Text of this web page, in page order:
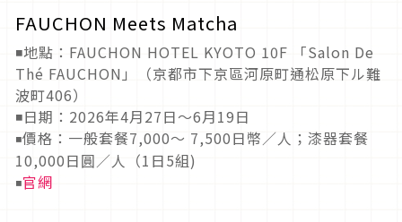
FAUCHON Meets Matcha
◾地點：FAUCHON HOTEL KYOTO 10F 「Salon De
Thé FAUCHON」（京都市下京區河原町通松原下ル難
波町406）
◾日期：2026年4月27日～6月19日
◾價格：一般套餐7,000～ 7,500日幣／人；漆器套餐
10,000日圓／人（1日5組)
◾官網